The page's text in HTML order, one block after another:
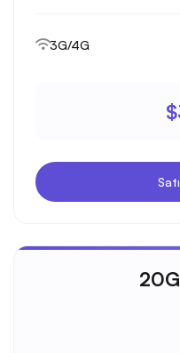
3G/4G